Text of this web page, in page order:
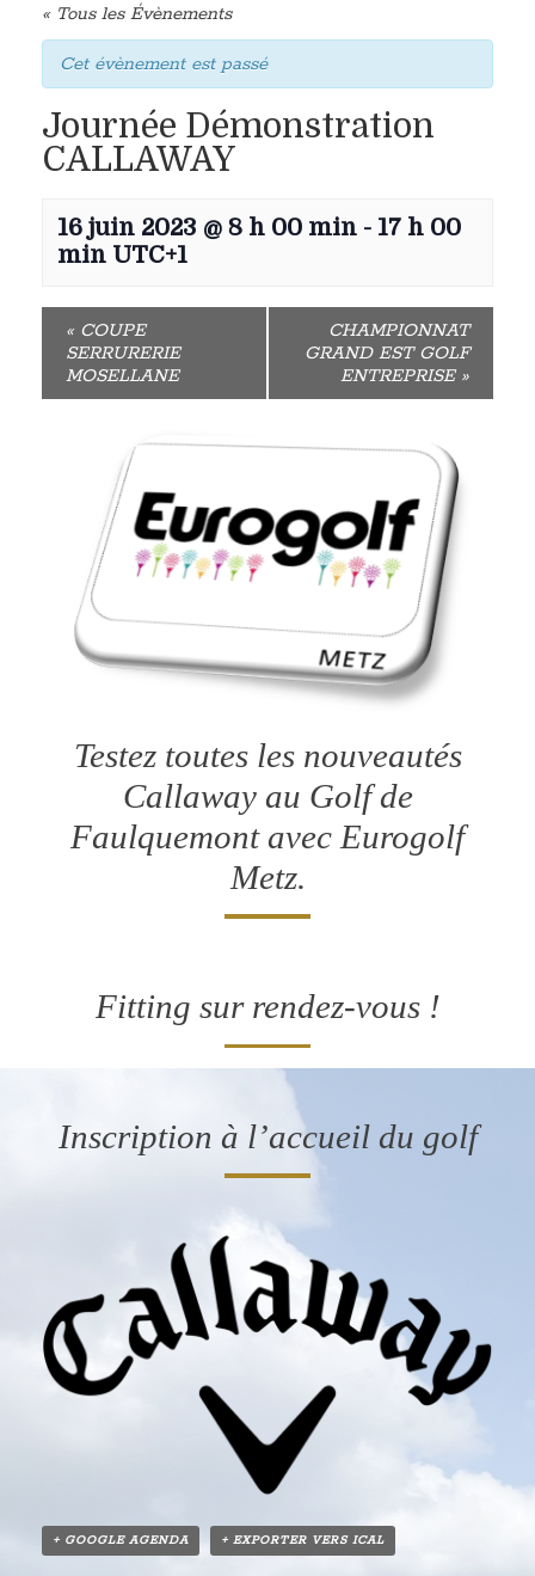
« Tous les Évènements
Cet évènement est passé
Journée Démonstration
CALLAWAY
16 juin 2023 @ 8 h 00 min - 17 h 00
min UTC+1
«COUPE
SERRURERIE
MOSELLANE
CHAMPIONNAT
GRAND EST GOLF
ENTREPRISE »
Testez toutes les nouveautés
Callawayau Golf de
Faulquemont avec Eurogolf
Metz.
Fitting sur rendez-vous !
Inscription à l’accueil du golf
+ GOOGLE AGENDA + EXPORTER VERS ICAL